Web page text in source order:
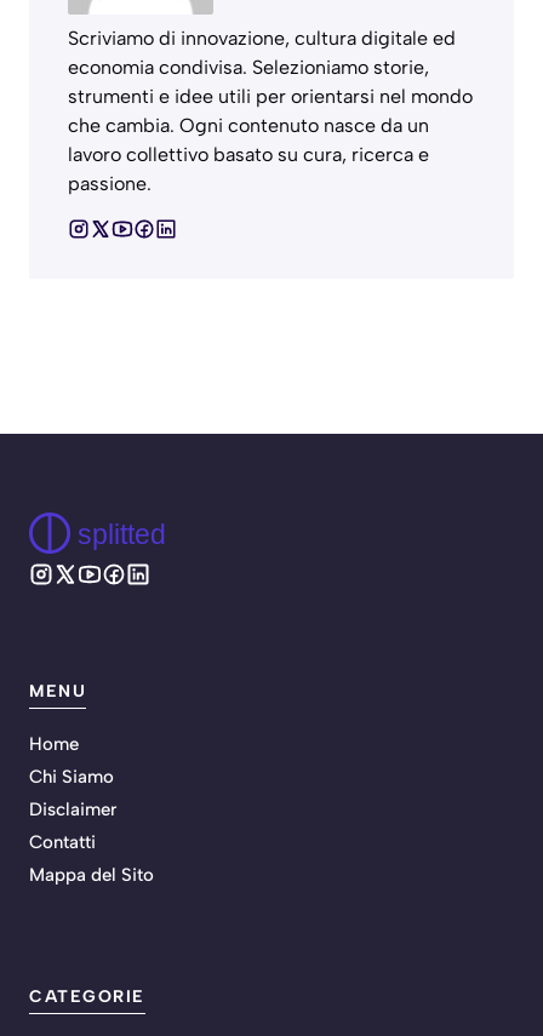
Scriviamo di innovazione, cultura digitale ed
economia condivisa. Selezioniamo storie,
strumenti e idee utili per orientarsi nel mondo
che cambia. Ogni contenuto nasce da un
lavoro collettivo basato su cura, ricerca e
passione.
splitted
MENU
Home
Chi Siamo
Disclaimer
Contatti
Mappa del Sito
CATEGORIE